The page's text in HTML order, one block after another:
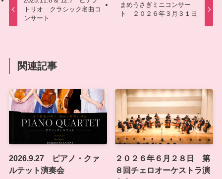
トリオ クラシック名曲コ
ンサート
まめうさぎミニコンサー
ト ２０２６年３月３１日
関連記事
2026.9.27 ピアノ・クァ
ルテット演奏会
２０２６年６月２８日 第
８回チェロオーケストラ演